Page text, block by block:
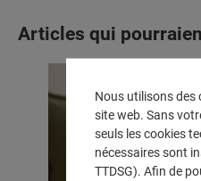
Ignorer la galerie de produits
Articles qui
Nous utilisons des
site web. Sans
seuls les cookies
nécessaires sont
TTDSG). Afin de